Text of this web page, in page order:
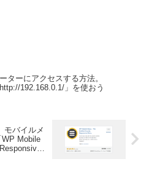
ターにアクセスする方法。
http://192.168.0.1/」を使おう
モバイルメ
Mobile